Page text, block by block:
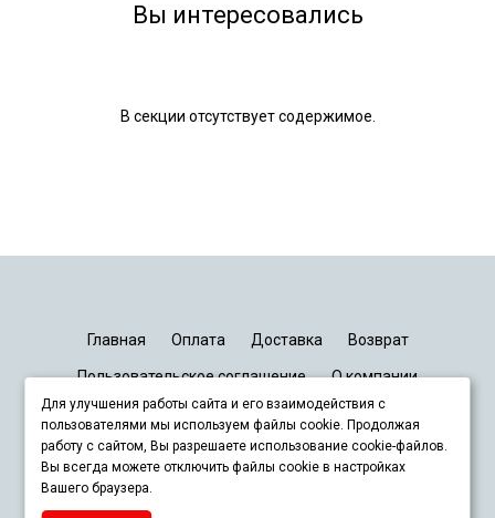
Вы интересовались
В секции отсутствует содержимое.
Главная Оплата Доставка Возврат
Пользовательское соглашение О компании
График работы Киев Днепр Запорожье
+380678833929
Для улучшения работы сайта и его взаимодействия с
пользователями мы используем файлы cookie. Продолжая
работу с сайтом, Вы разрешаете использование cookie-файлов.
Вы всегда можете отключить файлы cookie в настройках
Вашего браузера.